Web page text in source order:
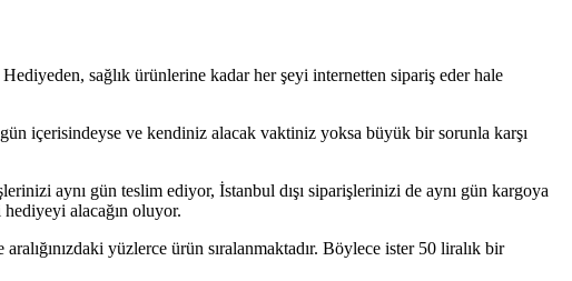
sağlık ürünlerine kadar her şeyi internetten sipariş eder hale
içerisindeyse ve kendiniz alacak vaktiniz yoksa büyük bir sorunla karşı
aynı gün teslim ediyor, İstanbul dışı siparişlerinizi de aynı gün kargoya
alacağın oluyor.
yüzlerce ürün sıralanmaktadır. Böylece ister 50 liralık bir